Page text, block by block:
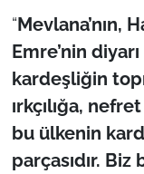
“Mevlana’nın,
Emre’nin
kardeşliğin
ırkçılığa,
bu ülkenin
parçasıdır.